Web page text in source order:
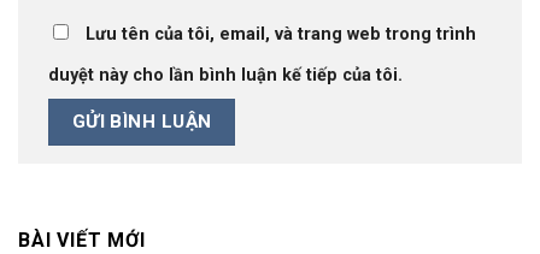
Lưu tên của tôi, email, và trang web trong trình
duyệt này cho lần bình luận kế tiếp của tôi.
BÀI VIẾT MỚI